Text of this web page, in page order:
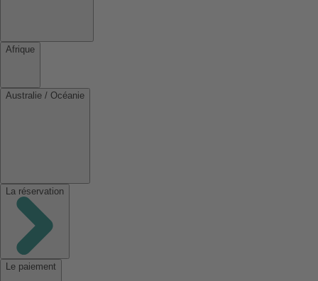
Afrique
Australie / Océanie
La réservation
Le paiement